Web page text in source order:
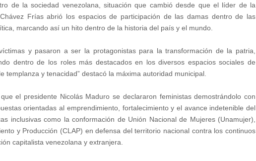
de la sociedad venezolana, situación que cambió desde que el líder de la
Frías abrió los espacios de participación de las damas dentro de las
marcando así un hito dentro de la historia del país y el mundo.
y pasaron a ser la protagonistas para la transformación de la patria,
dentro de los roles más destacados en los diversos espacios sociales de
templanza y tenacidad” destacó la máxima autoridad municipal.
el presidente Nicolás Maduro se declararon feministas demostrándolo con
orientadas al emprendimiento, fortalecimiento y el avance indetenible del
inclusivas como la conformación de Unión Nacional de Mujeres (Unamujer),
y Producción (CLAP) en defensa del territorio nacional contra los continuos
capitalista venezolana y extranjera.